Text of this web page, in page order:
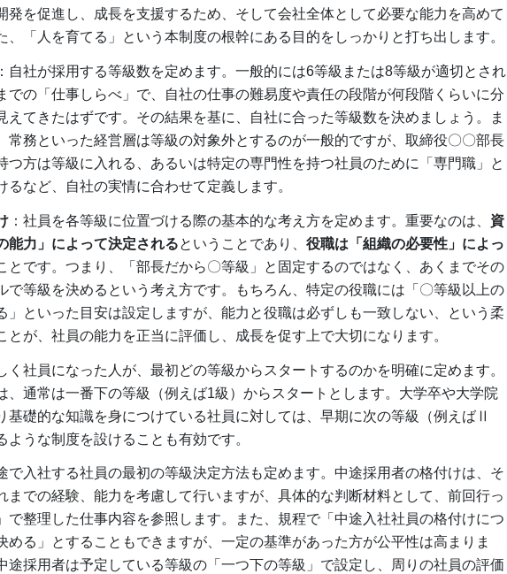
発を促進し、成長を支援するため、そして会社全体として必要な能力を高めて
、「人を育てる」という本制度の根幹にある目的をしっかりと打ち出します。
自社が採用する等級数を定めます。一般的には6等級または8等級が適切とされ
での「仕事しらべ」で、自社の仕事の難易度や責任の段階が何段階くらいに分
えてきたはずです。その結果を基に、自社に合った等級数を決めましょう。ま
常務といった経営層は等級の対象外とするのが一般的ですが、取締役〇〇部長
つ方は等級に入れる、あるいは特定の専門性を持つ社員のために「専門職」と
るなど、自社の実情に合わせて定義します。
：社員を各等級に位置づける際の基本的な考え方を定めます。重要なのは、 資
能力」によって決定されるということであり、 役職は「組織の必要性」によっ
とです。つまり、「部長だから〇等級」と固定するのではなく、あくまでその
で等級を決めるという考え方です。もちろん、特定の役職には「〇等級以上の
」といった目安は設定しますが、能力と役職は必ずしも一致しない、という柔
とが、社員の能力を正当に評価し、成長を促す上で大切になります。
く社員になった人が、最初どの等級からスタートするのかを明確に定めます。
、通常は一番下の等級（例えば1級）からスタートとします。大学卒や大学院
基礎的な知識を身につけている社員に対しては、早期に次の等級（例えばⅡ
ような制度を設けることも有効です。
で入社する社員の最初の等級決定方法も定めます。中途採用者の格付けは、そ
までの経験、能力を考慮して行いますが、具体的な判断材料として、前回行っ
で整理した仕事内容を参照します。また、規程で「中途入社社員の格付けにつ
める」とすることもできますが、一定の基準があった方が公平性は高まりま
途採用者は予定している等級の「一つ下の等級」で設定し、周りの社員の評価